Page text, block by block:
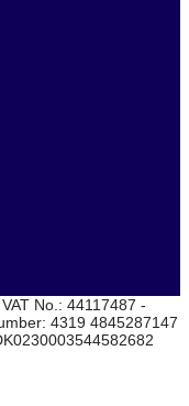
No.: 44117487 -
4319 4845287147